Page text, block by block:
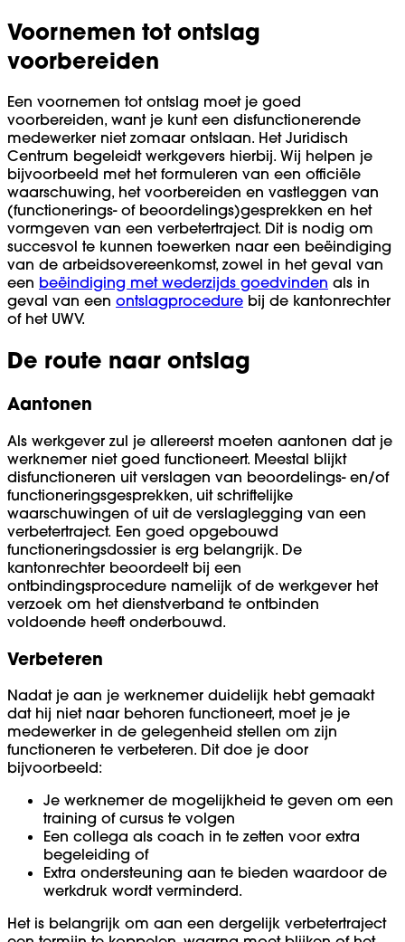
Voornemen tot ontslag
voorbereiden
Een voornemen tot ontslag moet je goed
voorbereiden, want je kunt een disfunctionerende
medewerker niet zomaar ontslaan. Het Juridisch
Centrum begeleidt werkgevers hierbij. Wij helpen je
bijvoorbeeld met het formuleren van een officiële
waarschuwing, het voorbereiden en vastleggen van
(functionerings- of beoordelings)gesprekken en het
vormgeven van een verbetertraject. Dit is nodig om
succesvol te kunnen toewerken naar een beëindiging
van de arbeidsovereenkomst, zowel in het geval van
een beëindiging met wederzijds goedvinden als in
geval van een ontslagprocedure bij de kantonrechter
of het UWV.
De route naar ontslag
Aantonen
Als werkgever zul je allereerst moeten aantonen dat je
werknemer niet goed functioneert. Meestal blijkt
disfunctioneren uit verslagen van beoordelings- en/of
functioneringsgesprekken, uit schriftelijke
waarschuwingen of uit de verslaglegging van een
verbetertraject. Een goed opgebouwd
functioneringsdossier is erg belangrijk. De
kantonrechter beoordeelt bij een
ontbindingsprocedure namelijk of de werkgever het
verzoek om het dienstverband te ontbinden
voldoende heeft onderbouwd.
Verbeteren
Nadat je aan je werknemer duidelijk hebt gemaakt
dat hij niet naar behoren functioneert, moet je je
medewerker in de gelegenheid stellen om zijn
functioneren te verbeteren. Dit doe je door
bijvoorbeeld:
Je werknemer de mogelijkheid te geven om een
training of cursus te volgen
Een collega als coach in te zetten voor extra
begeleiding of
Extra ondersteuning aan te bieden waardoor de
werkdruk wordt verminderd.
Het is belangrijk om aan een dergelijk verbetertraject